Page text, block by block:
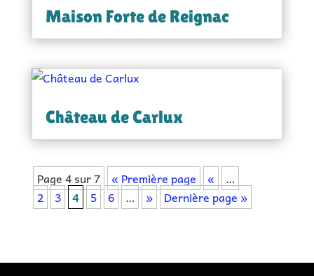
Maison Forte de Reignac
Château de Carlux
Page 4 sur 7 « Première page «
…
2
3 4 5 6 … » Dernière page »